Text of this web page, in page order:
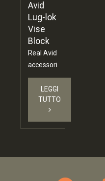
Avid
Lug-lok
Vise
Block
Real Avid
accessori
LEGGI
TUTTO